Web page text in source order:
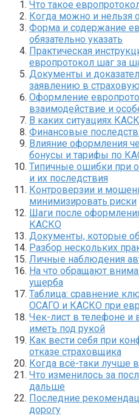
Что такое
Когда можно и нельзя
Форма и содержание
обязательно указать
Практическая
европротокол шаг за
Документы и
заявлению в страховую
Оформление
взаимодействие и
В каких ситуациях
Финансовые
Влияние оформления
бонусы и тарифы по
Типичные ошибки при
и их последствия
Контроверзии и
минимизировать риски
Шаги после
КАСКО
Документы, которые
Разбор нескольких
Личные наблюдения
На что обращают
ущерба
Таблица: сравнение
ОСАГО и КАСКО при
Чек-лист в телефоне и
иметь под рукой
Как вести себя при
отказе страховщика
Когда всё-таки лучше
Что изменилось за
дальше
Последние
дорогу